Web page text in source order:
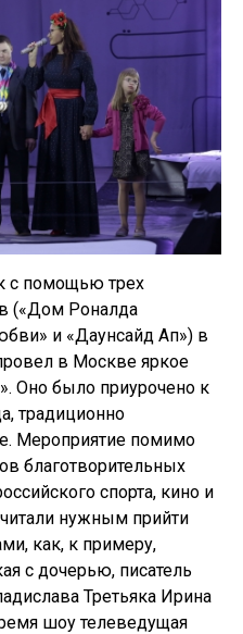
с помощью трех
(«Дом Роналда
и «Даунсайд Ап») в
в Москве яркое
Оно было приурочено к
традиционно
Мероприятие помимо
благотворительных
спорта, кино и
нужным прийти
как, к примеру,
с дочерью, писатель
Третьяка Ирина
шоу телеведущая